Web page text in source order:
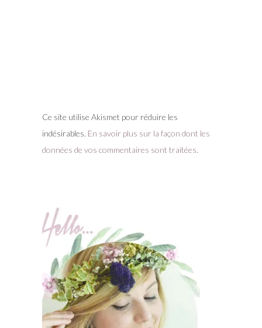
Ce site utilise Akismet pour réduire les
indésirables. En savoir plus sur la façon dont les
données de vos commentaires sont traitées.